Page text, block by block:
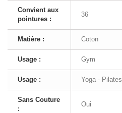
Convient aux
pointures :
36
Matière : Coton
Usage : Gym
Usage : Yoga - Pilates
Sans Couture
:
Oui